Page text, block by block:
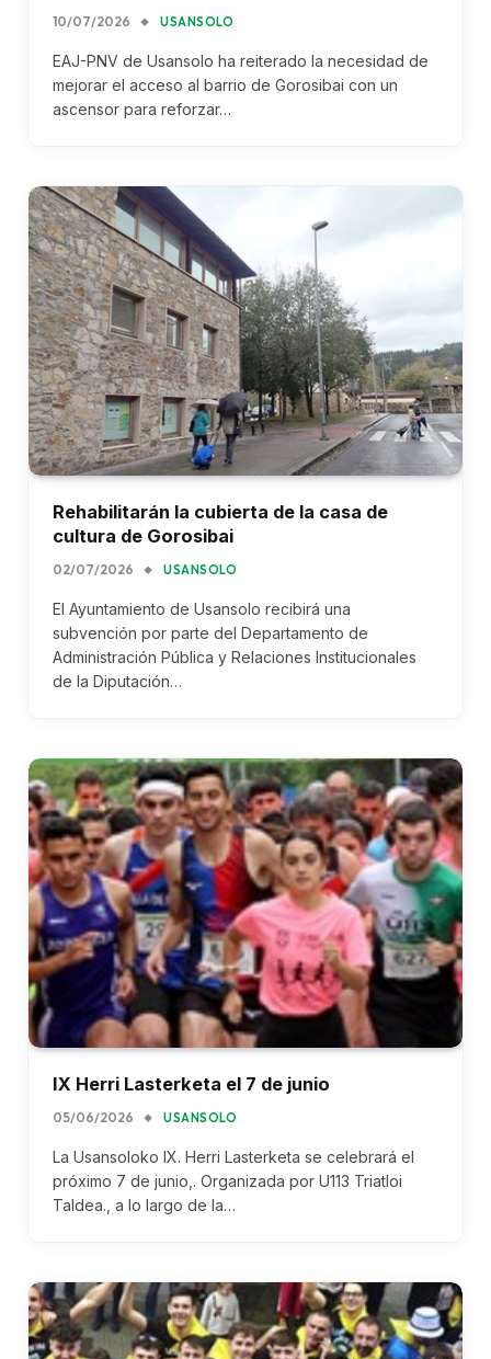
10/07/2026 USANSOLO
EAJ-PNV de Usansolo ha reiterado la necesidad de
mejorar el acceso al barrio de Gorosibai con un
ascensor para reforzar…
Rehabilitarán la cubierta de la casa de
cultura de Gorosibai
02/07/2026 USANSOLO
El Ayuntamiento de Usansolo recibirá una
subvención por parte del Departamento de
Administración Pública y Relaciones Institucionales
de la Diputación…
IX Herri Lasterketa el 7 de junio
05/06/2026 USANSOLO
​La Usansoloko IX. Herri Lasterketa se celebrará el
próximo 7 de junio,. Organizada por U113 Triatloi
Taldea., a lo largo de la…